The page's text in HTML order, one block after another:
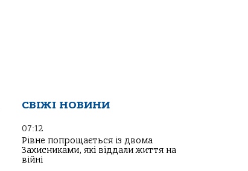
СВІЖІ НОВИНИ
07:12
Рівне попрощається із двома
Захисниками, які віддали життя на
війні